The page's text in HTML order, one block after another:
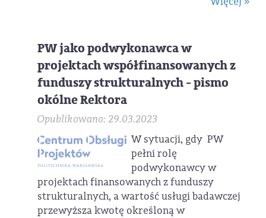
PW jako podwykonawca w
projektach współfinansowanych z
funduszy strukturalnych - pismo
okólne Rektora
Opublikowano: 29.03.2023
W sytuacji, gdy PW
pełni rolę
podwykonawcy w
projektach finansowanych z funduszy
strukturalnych, a wartość usługi badawczej
przewyższa kwotę określoną w